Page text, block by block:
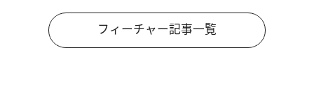
フィーチャー記事一覧